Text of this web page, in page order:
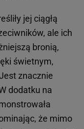
jej ciągłą
ale ich
bronią,
świetnym,
znacznie
dodatku na
że mimo